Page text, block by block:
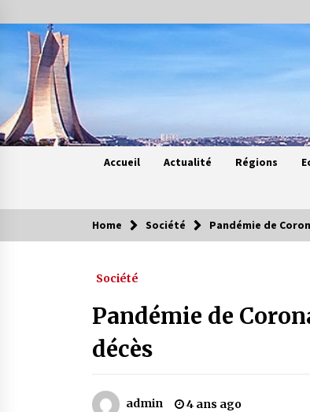
to
content
Accueil Actualité Régions
Contes de chez nous
4 ans ago
Home Société Pandémie de
Société
Pandémie de
décès
admin 4 ans ago